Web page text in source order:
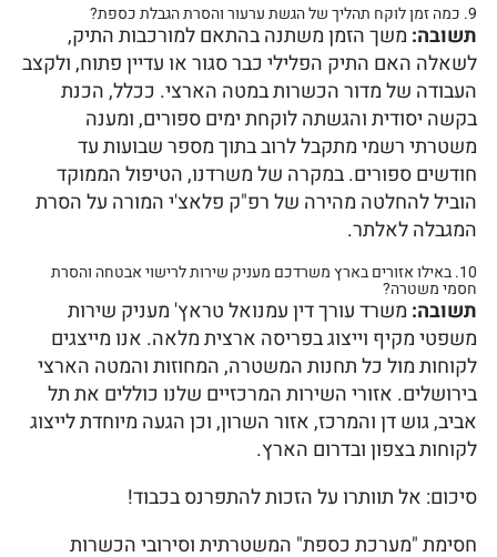
9. כמה זמן לוקח תהליך של הגשת ערעור והסרת הגבלת כספת?
תשובה: משך הזמן משתנה בהתאם למורכבות התיק,
לשאלה האם התיק הפלילי כבר סגור או עדיין פתוח, ולקצב
העבודה של מדור הכשרות במטה הארצי. ככלל, הכנת
בקשה יסודית והגשתה לוקחת ימים ספורים, ומענה
משטרתי רשמי מתקבל לרוב בתוך מספר שבועות עד
חודשים ספורים. במקרה של משרדנו, הטיפול הממוקד
הוביל להחלטה מהירה של רפ"ק פלאצ'י המורה על הסרת
המגבלה לאלתר.
10. באילו אזורים בארץ משרדכם מעניק שירות לרישוי אבטחה והסרת
חסמי משטרה?
תשובה: משרד עורך דין עמנואל טראץ' מעניק שירות
משפטי מקיף וייצוג בפריסה ארצית מלאה. אנו מייצגים
לקוחות מול כל תחנות המשטרה, המחוזות והמטה הארצי
בירושלים. אזורי השירות המרכזיים שלנו כוללים את תל
אביב, גוש דן והמרכז, אזור השרון, וכן הגעה מיוחדת לייצוג
לקוחות בצפון ובדרום הארץ.
סיכום: אל תוותרו על הזכות להתפרנס בכבוד!
חסימת "מערכת כספת" המשטרתית וסירובי הכשרות